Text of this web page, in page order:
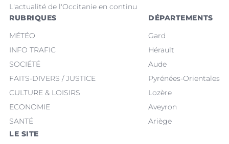
L'actualité de l'Occitanie en continu
RUBRIQUES
MÉTÉO
INFO TRAFIC
SOCIÉTÉ
FAITS-DIVERS / JUSTICE
CULTURE & LOISIRS
ECONOMIE
SANTÉ
DÉPARTEMENTS
Gard
Hérault
Aude
Pyrénées-Orientales
Lozère
Aveyron
Ariège
LE SITE